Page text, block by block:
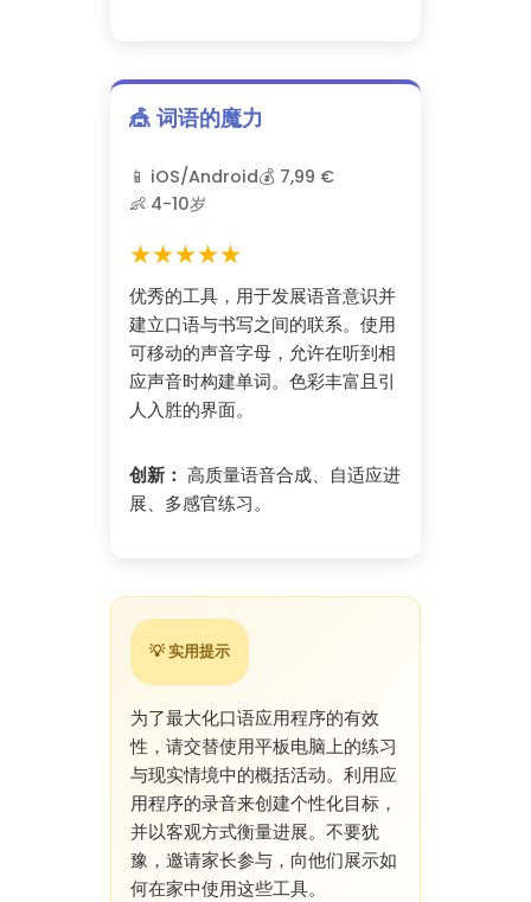
🎪 词语的魔力
📱 iOS/Android💰 7,99 €
👶 4-10岁
★★★★★
优秀的工具，用于发展语音意识并
建立口语与书写之间的联系。使用
可移动的声音字母，允许在听到相
应声音时构建单词。色彩丰富且引
人入胜的界面。
创新： 高质量语音合成、自适应进
展、多感官练习。
💡 实用提示
为了最大化口语应用程序的有效
性，请交替使用平板电脑上的练习
与现实情境中的概括活动。利用应
用程序的录音来创建个性化目标，
并以客观方式衡量进展。不要犹
豫，邀请家长参与，向他们展示如
何在家中使用这些工具。